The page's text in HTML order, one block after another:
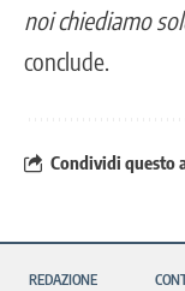
noi chiediamo
conclude.
Condividi questo
REDAZIONE